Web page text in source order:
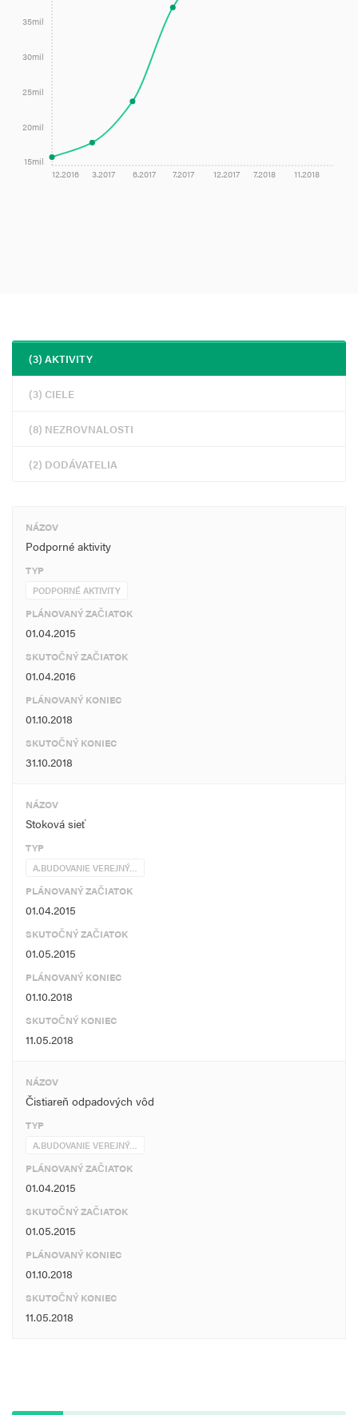
12.2016 3.2017 6.2017 7.2017 12.2017 7.2018 11.2018
15mil
20mil
25mil
30mil
35mil
(3) AKTIVITY
(3) CIELE
(8) NEZROVNALOSTI
(2) DODÁVATELIA
NÁZOV
Podporné aktivity
TYP
PODPORNÉ AKTIVITY
PLÁNOVANÝ ZAČIATOK
01.04.2015
SKUTOČNÝ ZAČIATOK
01.04.2016
PLÁNOVANÝ KONIEC
01.10.2018
SKUTOČNÝ KONIEC
31.10.2018
NÁZOV
Stoková sieť
TYP
A.BUDOVANIE VEREJNÝ…
PLÁNOVANÝ ZAČIATOK
01.04.2015
SKUTOČNÝ ZAČIATOK
01.05.2015
PLÁNOVANÝ KONIEC
01.10.2018
SKUTOČNÝ KONIEC
11.05.2018
NÁZOV
Čistiareň odpadových vôd
TYP
A.BUDOVANIE VEREJNÝ…
PLÁNOVANÝ ZAČIATOK
01.04.2015
SKUTOČNÝ ZAČIATOK
01.05.2015
PLÁNOVANÝ KONIEC
01.10.2018
SKUTOČNÝ KONIEC
11.05.2018